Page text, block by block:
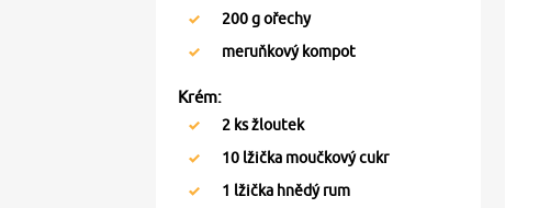
200g ořechy
meruňkový kompot
Krém:
2 ks žloutek
10 lžička moučkový cukr
1 lžička hnědý rum